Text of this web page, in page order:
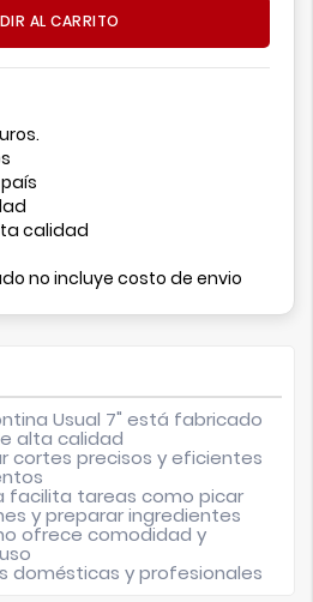
AL CARRITO
calidad
no incluye costo de envio
Usual 7" está fabricado
alta calidad
cortes precisos y eficientes
facilita tareas como picar
y preparar ingredientes
ofrece comodidad y
domésticas y profesionales